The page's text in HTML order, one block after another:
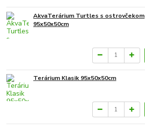
AkvaTerárium Turtles s ostrovčekom
95x50x50cm
Terárium Klasik 95x50x50cm